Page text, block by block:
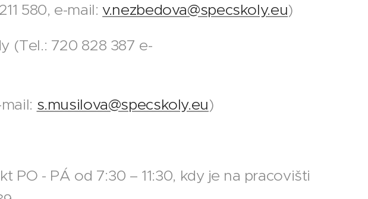
580, e-mail:v.nezbedova@specskoly.eu)
(Tel.: 720 828 387 e-
s.musilova@specskoly.eu)
- PÁ od 7:30 – 11:30, kdy je na pracovišti